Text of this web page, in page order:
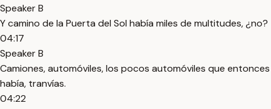
Speaker B
Y camino de la Puerta del Sol había miles de multitudes, ¿no?
04:17
Speaker B
Camiones, automóviles, los pocos automóviles que entonces
había, tranvías.
04:22